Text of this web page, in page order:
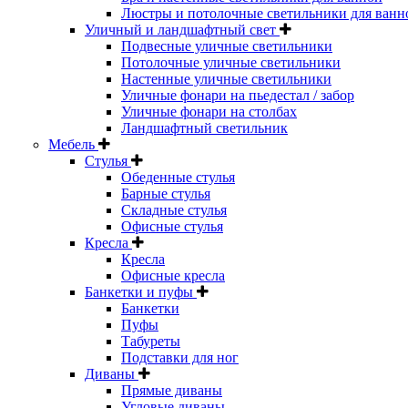
Люстры и потолочные светильники для
Уличный и ландшафтный свет
Подвесные уличные светильники
Потолочные уличные светильники
Настенные уличные светильники
Уличные фонари на пьедестал / забор
Уличные фонари на столбах
Ландшафтный светильник
Мебель
Стулья
Обеденные стулья
Барные стулья
Складные стулья
Офисные стулья
Кресла
Кресла
Офисные кресла
Банкетки и пуфы
Банкетки
Пуфы
Табуреты
Подставки для ног
Диваны
Прямые диваны